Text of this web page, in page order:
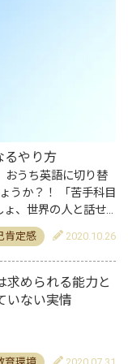
るやり方
おうち英語に切り替
うか？！ 「苦手科目
ょ、世界の人と話せ
なにも変わる子
肯定感 2020.10.26
求められる能力と
いない実情